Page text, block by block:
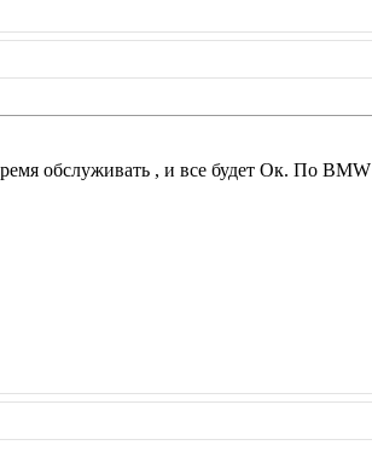
обслуживать , и все будет Ок. По